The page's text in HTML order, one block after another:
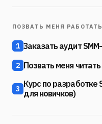
ПОЗВАТЬ МЕНЯ РАБОТАТЬ
1 Заказать аудит
2 Позвать меня
3 Курс по разработке
для новичков)